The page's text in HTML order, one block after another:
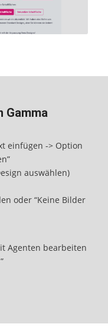
Gamma
einfügen -> Option
auswählen)
oder “Keine Bilder
Agenten bearbeiten